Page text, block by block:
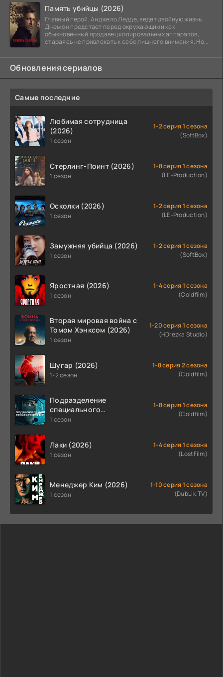
Память убийцы (2026)
Главный герой, Анджело Ледде, ведет двойную жизнь.
Днем он предстает перед окружающими как
обыкновенный продавец копировальных аппаратов,
стараясь не привлекать к себе лишнего внимания. Но
Обновления сериалов
Самые последние
Любимая сотрудница
(2026)
1 сезон
1-2 серия 1 сезона
(SoftBox)
Стерлинг-Поинт (2026)
1 сезон
1-8 серия 1 сезона
(LE-Production)
Осколки (2026)
1 сезон
1-2 серия 1 сезона
(LE-Production)
Замужняя убийца (2026)
1 сезон
1-2 серия 1 сезона
(SoftBox)
Яростная (2026)
1 сезон
1-4 серия 1 сезона
(Coldfilm)
Вторая мировая война с
Томом Хэнксом (2026)
1 сезон
1-20 серия 1 сезона
(HDrezka Studio)
Шугар (2026)
1-2 сезон
1-8 серия 2 сезона
(Coldfilm)
Подразделение
специального
назначения (2026)
1 сезон
1-8 серия 1 сезона
(Coldfilm)
Лаки (2026)
1 сезон
1-4 серия 1 сезона
(LostFilm)
Менеджер Ким (2026)
1 сезон
1-10 серия 1 сезона
(DubLik.TV)